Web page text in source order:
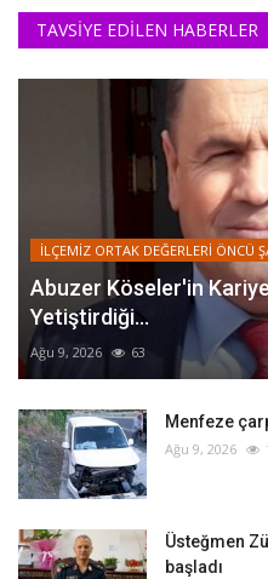
TAVSİYE EDİLEN HABERLER
İLÇEMİZ ORTAK DEĞERLERİ ÖNCÜ
Abuzer Köseler'in
Yetiştirdiği...
Ağu 9, 2026 63
Menfeze
Ağu 9, 2026
Üsteğmen
başladı